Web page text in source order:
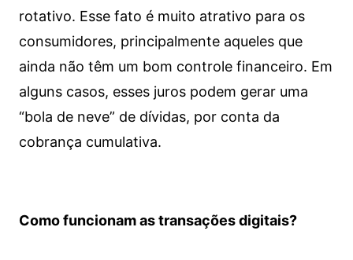
rotativo. Esse fato é muito atrativo para os
consumidores, principalmente aqueles que
ainda não têm um bom controle financeiro. Em
alguns casos, esses juros podem gerar uma
“bola de neve” de dívidas, por conta da
cobrança cumulativa.
Como funcionam as transações digitais?